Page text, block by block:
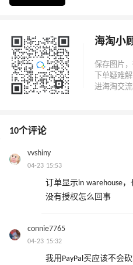
海淘小
10个评论
vvshiny
04-23 15:53
订单显示in warehouse
没有授权怎么回事
connie7765
04-23 15:32
我用PayPal买应该不会